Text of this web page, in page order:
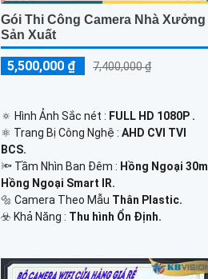
Gói Thi Công Camera Nhà Xưởng
Sản Xuất
5,500,000 ₫ 7,400,000 ₫
🔅 Hình Ảnh Sắc nét : FULL HD 1080P .
⚛️ Trang Bị Công Nghệ :AHD CVI TVI
BCS.
🔦 Tầm Nhìn Ban Đêm : Hồng Ngoại 30m
Hồng Ngoại Smart IR.
🔩 Camera Theo Mẫu Thân Plastic.
️☣️ Khả Năng : Thu hình Ổn Định.